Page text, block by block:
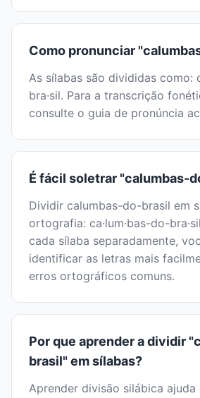
Como pronunciar
As sílabas são divididas como:
bra·sil. Para a transcrição
consulte o guia de pronúncia
É fácil soletrar "calumbas-
Dividir calumbas-do-brasil em
ortografia: ca·lum·bas-do-
cada sílaba separadamente,
identificar as letras mais
erros ortográficos comuns.
Por que aprender a dividir
brasil" em sílabas?
Aprender divisão silábica ajuda